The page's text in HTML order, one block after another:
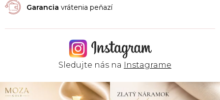
Garancia vrátenia peňazí
Sledujte nás na Instagrame